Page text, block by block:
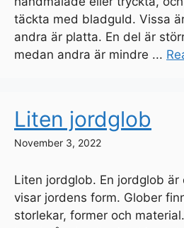
täckta med bladguld. Vissa
andra är platta. En del är
medan andra är mindre ...
Liten jordglob
November 3, 2022
Liten jordglob. En jordglob
visar jordens form. Glober
storlekar, former och